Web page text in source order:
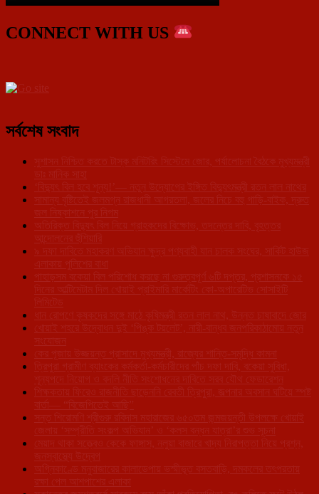
CONNECT WITH US
সর্বশেষ সংবাদ
সুশাসন নিশ্চিত করতে টাস্ক মনিটরিং সিস্টেমে জোর, পর্যালোচনা বৈঠকে মুখ্যমন্ত্রী
ডাঃ মানিক সাহা
‘বিদ্যুৎ বিল হবে শূন্য!’— নতুন উদ্যোগের ইঙ্গিত বিদ্যুৎমন্ত্রী রতন লাল নাথের
সামান্য বৃষ্টিতেই জলমগ্ন রাজধানী আগরতলা, জলের নিচে বহু গাড়ি-বাইক, দ্রুত
জল নিষ্কাশনে পুর নিগম
অতিরিক্ত বিদ্যুৎ বিল নিয়ে গ্রাহকদের বিক্ষোভ, তদন্তের দাবি, বৃহত্তর
আন্দোলনের হুঁশিয়ারি
৯ দফা দাবিতে মহাকরণ অভিযান ক্ষুদ্র পণ্যবাহী যান চালক সংঘের, সার্কিট হাউজ
এলাকায় পুলিশের বাধা
পাহাড়সম বকেয়া বিল পরিশোধ করছে না গুরুত্বপূর্ণ ৬টি দপ্তর, প্রশাসনকে ১৫
দিনের আল্টিমেটাম দিল খোয়াই প্রাইমারি মার্কেটিং কো-অপারেটিভ সোসাইটি
লিমিটেড
ধান রোপণে কৃষকদের সঙ্গে মাঠে কৃষিমন্ত্রী রতন লাল নাথ, উন্নত চাষাবাদে জোর
খোয়াই শহরে উদ্বোধন দুই ‘পিঙ্ক টয়লেট’, নারী-বান্ধব জনপরিকাঠামোয় নতুন
সংযোজন
কের পূজায় উজ্জয়ন্ত প্রাসাদে মুখ্যমন্ত্রী, রাজ্যের শান্তি-সমৃদ্ধি কামনা
ত্রিপুরা গ্রামীণ ব্যাংকের কর্মকর্তা-কর্মচারীদের পাঁচ দফা দাবি, বকেয়া সুবিধা,
শূন্যপদে নিয়োগ ও বদলি নীতি সংশোধনের দাবিতে সরব যৌথ ফেডারেশন
শিক্ষকতায় ফিরেও রাজনীতি ছাড়েননি রেবতী ত্রিপুরা, জল্পনার অবসান ঘটিয়ে স্পষ্ট
বার্তা— “বিজেপিতেই আছি”
সন্ত শিরোমণি শ্রীগুরু রবিদাস মহারাজের ৬৫০তম জন্মজয়ন্তী উপলক্ষে খোয়াই
জেলায় ‘সম্প্রীতি সংকল্প অভিযান’ ও ‘কলস বন্ধন যাত্রা’র শুভ সূচনা
মেয়াদ থাকা সত্ত্বেও কেকে ফাঙ্গাস, নলুয়া বাজারে খাদ্য নিরাপত্তা নিয়ে প্রশ্ন,
জনস্বাস্থ্যে উদ্বেগ
অগ্নিকাণ্ডে মনুবাজারের কালাডেপায় ভস্মীভূত বসতবাড়ি, দমকলের তৎপরতায়
রক্ষা পেল আশপাশের এলাকা